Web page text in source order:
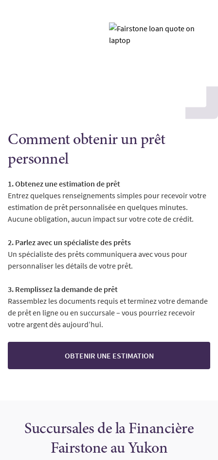
Comment obtenir un prêt
personnel
1. Obtenez une estimation de prêt
Entrez quelques renseignements simples pour recevoir votre
estimation de prêt personnalisée en quelques minutes.
Aucune obligation, aucun impact sur votre cote de crédit.
2. Parlez avec un spécialiste des prêts
Un spécialiste des prêts communiquera avec vous pour
personnaliser les détails de votre prêt.
3. Remplissez la demande de prêt
Rassemblez les documents requis et terminez votre demande
de prêt en ligne ou en succursale – vous pourriez recevoir
votre argent dès aujourd’hui.
OBTENIR UNE ESTIMATION
Succursales de la Financière
Fairstone au Yukon